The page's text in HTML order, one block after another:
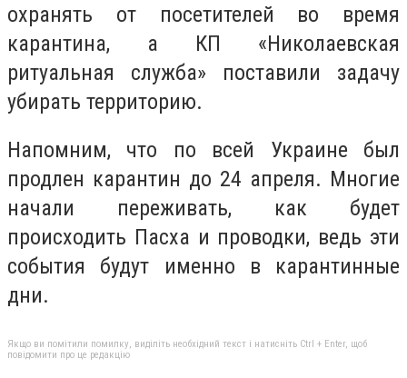
охранять от посетителей во время
карантина, а КП «Николаевская
ритуальная служба» поставили задачу
убирать территорию.
Напомним, что по всей Украине был
продлен карантин до 24 апреля. Многие
начали переживать, как будет
происходить Пасха и проводки, ведь эти
события будут именно в карантинные
дни.
Якщо ви помітили помилку, виділіть необхідний текст і натисніть Ctrl + Enter, щоб
повідомити про це редакцію